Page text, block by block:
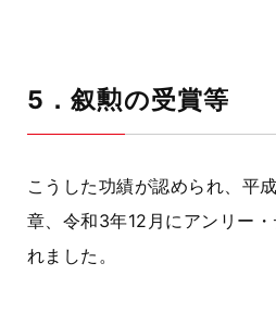
5．叙勲の受賞等
こうした功績が認められ、平
章、令和3年12月にアンリー
れました。